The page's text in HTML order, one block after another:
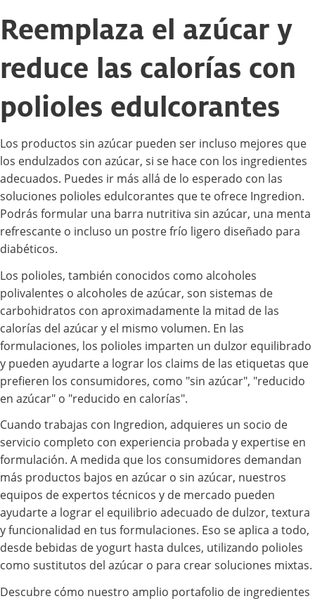
Reemplaza el azúcar y
reduce las calorías con
polioles edulcorantes
Los productos sin azúcar pueden ser incluso mejores que
los endulzados con azúcar, si se hace con los ingredientes
adecuados. Puedes ir más allá de lo esperado con las
soluciones polioles edulcorantes que te ofrece Ingredion.
Podrás formular una barra nutritiva sin azúcar, una menta
refrescante o incluso un postre frío ligero diseñado para
diabéticos.
Los polioles, también conocidos como alcoholes
polivalentes o alcoholes de azúcar, son sistemas de
carbohidratos con aproximadamente la mitad de las
calorías del azúcar y el mismo volumen. En las
formulaciones, los polioles imparten un dulzor equilibrado
y pueden ayudarte a lograr los claims de las etiquetas que
prefieren los consumidores, como "sin azúcar", "reducido
en azúcar" o "reducido en calorías".
Cuando trabajas con Ingredion, adquieres un socio de
servicio completo con experiencia probada y expertise en
formulación. A medida que los consumidores demandan
más productos bajos en azúcar o sin azúcar, nuestros
equipos de expertos técnicos y de mercado pueden
ayudarte a lograr el equilibrio adecuado de dulzor, textura
y funcionalidad en tus formulaciones. Eso se aplica a todo,
desde bebidas de yogurt hasta dulces, utilizando polioles
como sustitutos del azúcar o para crear soluciones mixtas.
Descubre cómo nuestro amplio portafolio de ingredientes